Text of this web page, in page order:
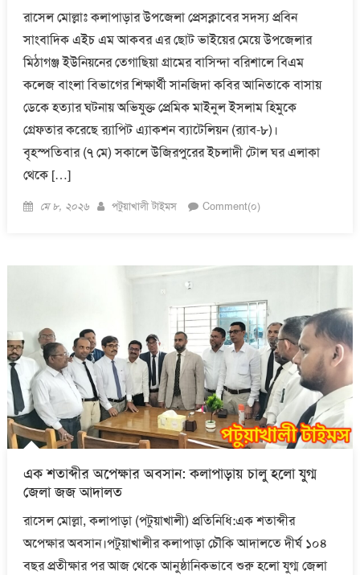
রাসেল মোল্লাঃ কলাপাড়ার উপজেলা প্রেসক্লাবের সদস্য প্রবিন
সাংবাদিক এইচ এম আকবর এর ছোট ভাইয়ের মেয়ে উপজেলার
মিঠাগঞ্জ ইউনিয়নের তেগাছিয়া গ্রামের বাসিন্দা ব‌রিশা‌লে বিএম
কলেজ বাংলা বিভাগের শিক্ষার্থী সান‌জিদা ক‌বির আনিতাকে বাসায়
ডে‌কে হত‌্যার ঘটনায় অভিযুক্ত প্রেমিক‌ মাইনুল ইসলাম হিমুকে
গ্রেফতার ক‌রে‌ছে র‌্যাপিট এ্যাকশন ব্যাটেলিয়ন (র‌্যাব-৮)।
বৃহস্প‌তিবার (৭ মে) সকা‌লে উজিরপু‌রের ইচলাদী টোল ঘর এলাকা
থে‌কে […]
Posted
মে ৮, ২০২৬ Author
পটুয়াখালী টাইমস Comment(০)
এক শতাব্দীর অপেক্ষার অবসান: কলাপাড়ায় চালু হলো যুগ্ম
জেলা জজ আদালত
রাসেল মোল্লা, কলাপাড়া (পটুয়াখালী) প্রতিনিধি:এক শতাব্দীর
অপেক্ষার অবসান।পটুয়াখালীর কলাপাড়া চৌকি আদালতে দীর্ঘ ১০৪
বছর প্রতীক্ষার পর আজ থেকে আনুষ্ঠানিকভাবে শুরু হলো যুগ্ম জেলা